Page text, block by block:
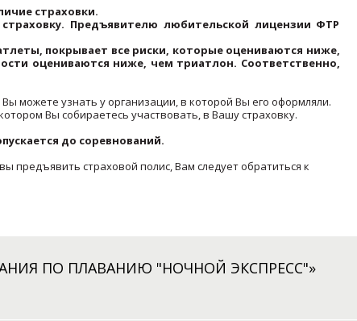
страховки.
Предъявителю любительской лицензии ФТР
покрывает все риски, которые оцениваются ниже,
оцениваются ниже, чем триатлон. Соответственно,
можете узнать у организации, в которой Вы его оформляли.
Вы собираетесь участвовать, в Вашу страховку.
до соревнований.
предъявить страховой полис, Вам следует обратиться к
ПО ПЛАВАНИЮ "НОЧНОЙ ЭКСПРЕСС"»